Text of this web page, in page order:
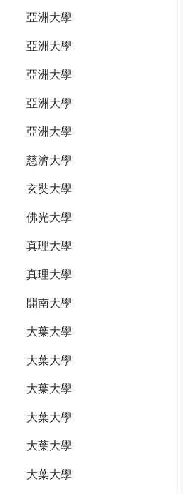
亞洲大學
亞洲大學
亞洲大學
亞洲大學
亞洲大學
慈濟大學
玄奘大學
佛光大學
真理大學
真理大學
開南大學
大葉大學
大葉大學
大葉大學
大葉大學
大葉大學
大葉大學